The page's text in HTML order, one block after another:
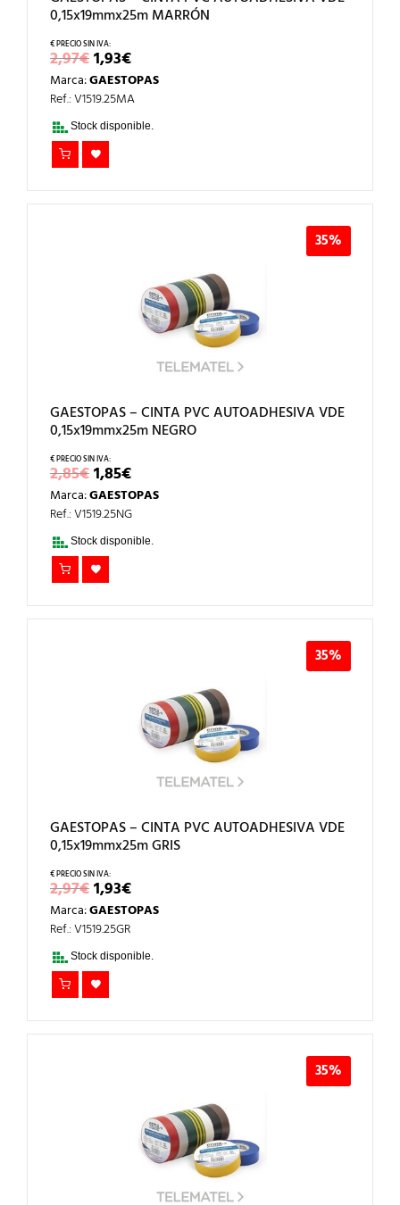
0,15x19mmx25m MARRÓN
2,97€EL
PRECIO
ORIGINAL
ERA:
2,97€.
1,93€EL
PRECIO
ACTUAL
ES:
1,93€.
Marca:GAESTOPAS
Ref.: V1519.25MA
Stock disponible.
35%
GAESTOPAS – CINTA PVC AUTOADHESIVA VDE
0,15x19mmx25m NEGRO
2,85€EL
PRECIO
ORIGINAL
ERA:
2,85€.
1,85€EL
PRECIO
ACTUAL
ES:
1,85€.
Marca:GAESTOPAS
Ref.: V1519.25NG
Stock disponible.
35%
GAESTOPAS – CINTA PVC AUTOADHESIVA VDE
0,15x19mmx25m GRIS
2,97€EL
PRECIO
ORIGINAL
ERA:
2,97€.
1,93€EL
PRECIO
ACTUAL
1,93€.
Marca:GAESTOPAS
Ref.: V1519.25GR
Stock disponible.
35%